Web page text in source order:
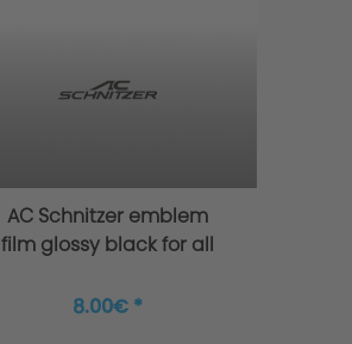
AC Schnitzer emblem
film glossy black for all
8.00€ *